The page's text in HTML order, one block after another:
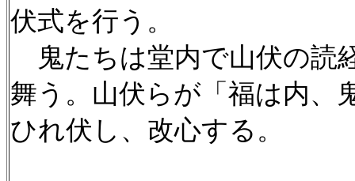
伏式を行う。
鬼たちは堂内で山伏の読
舞う。山伏らが「福は内、
ひれ伏し、改心する。